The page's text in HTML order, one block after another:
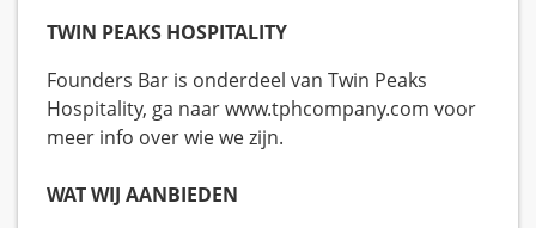
TWIN PEAKS HOSPITALITY
Founders Bar is onderdeel van Twin Peaks
Hospitality, ga naar www.tphcompany.com voor
meer info over wie we zijn.
WAT WIJ AANBIEDEN